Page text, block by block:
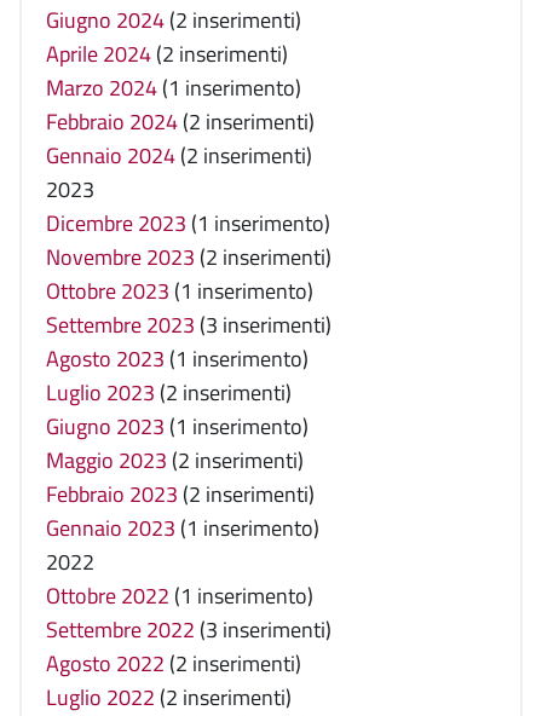
Giugno 2024(2 inserimenti)
Aprile 2024(2 inserimenti)
Marzo 2024(1 inserimento)
Febbraio 2024(2 inserimenti)
Gennaio 2024(2 inserimenti)
2023
Dicembre 2023 (1 inserimento)
Novembre 2023 (2 inserimenti)
Ottobre 2023 (1 inserimento)
Settembre 2023 (3 inserimenti)
Agosto 2023 (1 inserimento)
Luglio 2023 (2 inserimenti)
Giugno 2023 (1 inserimento)
Maggio 2023 (2 inserimenti)
Febbraio 2023 (2 inserimenti)
Gennaio 2023 (1 inserimento)
2022
Ottobre 2022 (1 inserimento)
Settembre 2022 (3 inserimenti)
Agosto 2022 (2 inserimenti)
Luglio 2022 (2 inserimenti)